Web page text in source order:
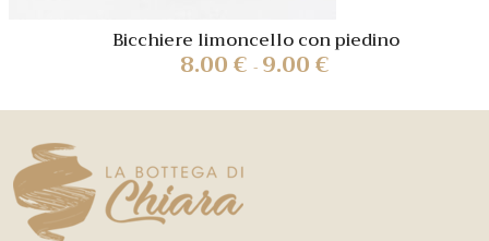
Bicchiere limoncello con piedino
8.00€ - 9.00€